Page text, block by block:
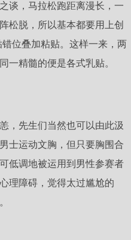
谈，马拉松跑距离漫长，一
松脱，所以基本都要用上创
位叠加粘贴。这样一来，两
一精髓的便是各式乳贴。
，先生们当然也可以由此汲
士运动文胸，但只要胸围合
低调地被运用到男性参赛者
理障碍，觉得太过尴尬的